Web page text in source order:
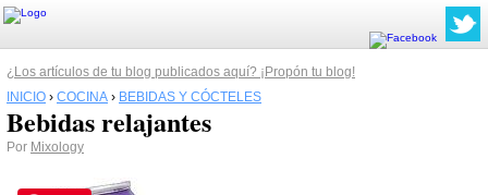
¿Los artículos de tu blog publicados aquí? ¡Propón tu blog!
INICIO › COCINA › BEBIDAS Y CÓCTELES
Bebidas relajantes
Por Mixology